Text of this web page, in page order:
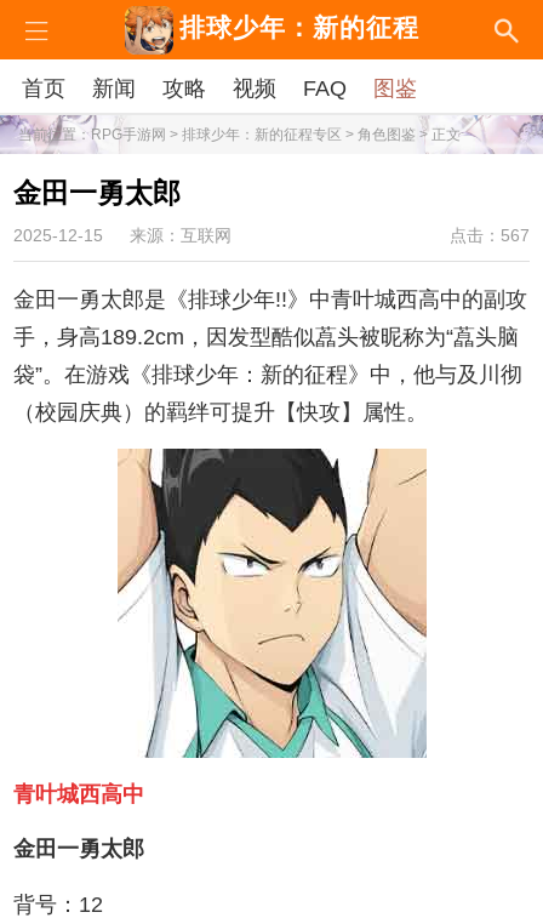
排球少年：新的征程
首页 新闻 攻略 视频 FAQ 图鉴
当前位置：RPG手游网 > 排球少年：新的征程专区 > 角色图鉴 > 正文
金田一勇太郎
2025-12-15 来源：互联网 点击：567
金田一勇太郎是《排球少年!!》中青叶城西高中的副攻
手，身高189.2cm，因发型酷似藠头被昵称为“藠头脑
袋”。在游戏《排球少年：新的征程》中，他与及川彻
（校园庆典）的羁绊可提升【快攻】属性。
青叶城西高中
金田一勇太郎
背号：12